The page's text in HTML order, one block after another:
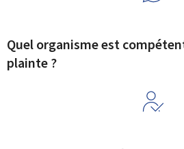
Quel organisme est
plainte ?